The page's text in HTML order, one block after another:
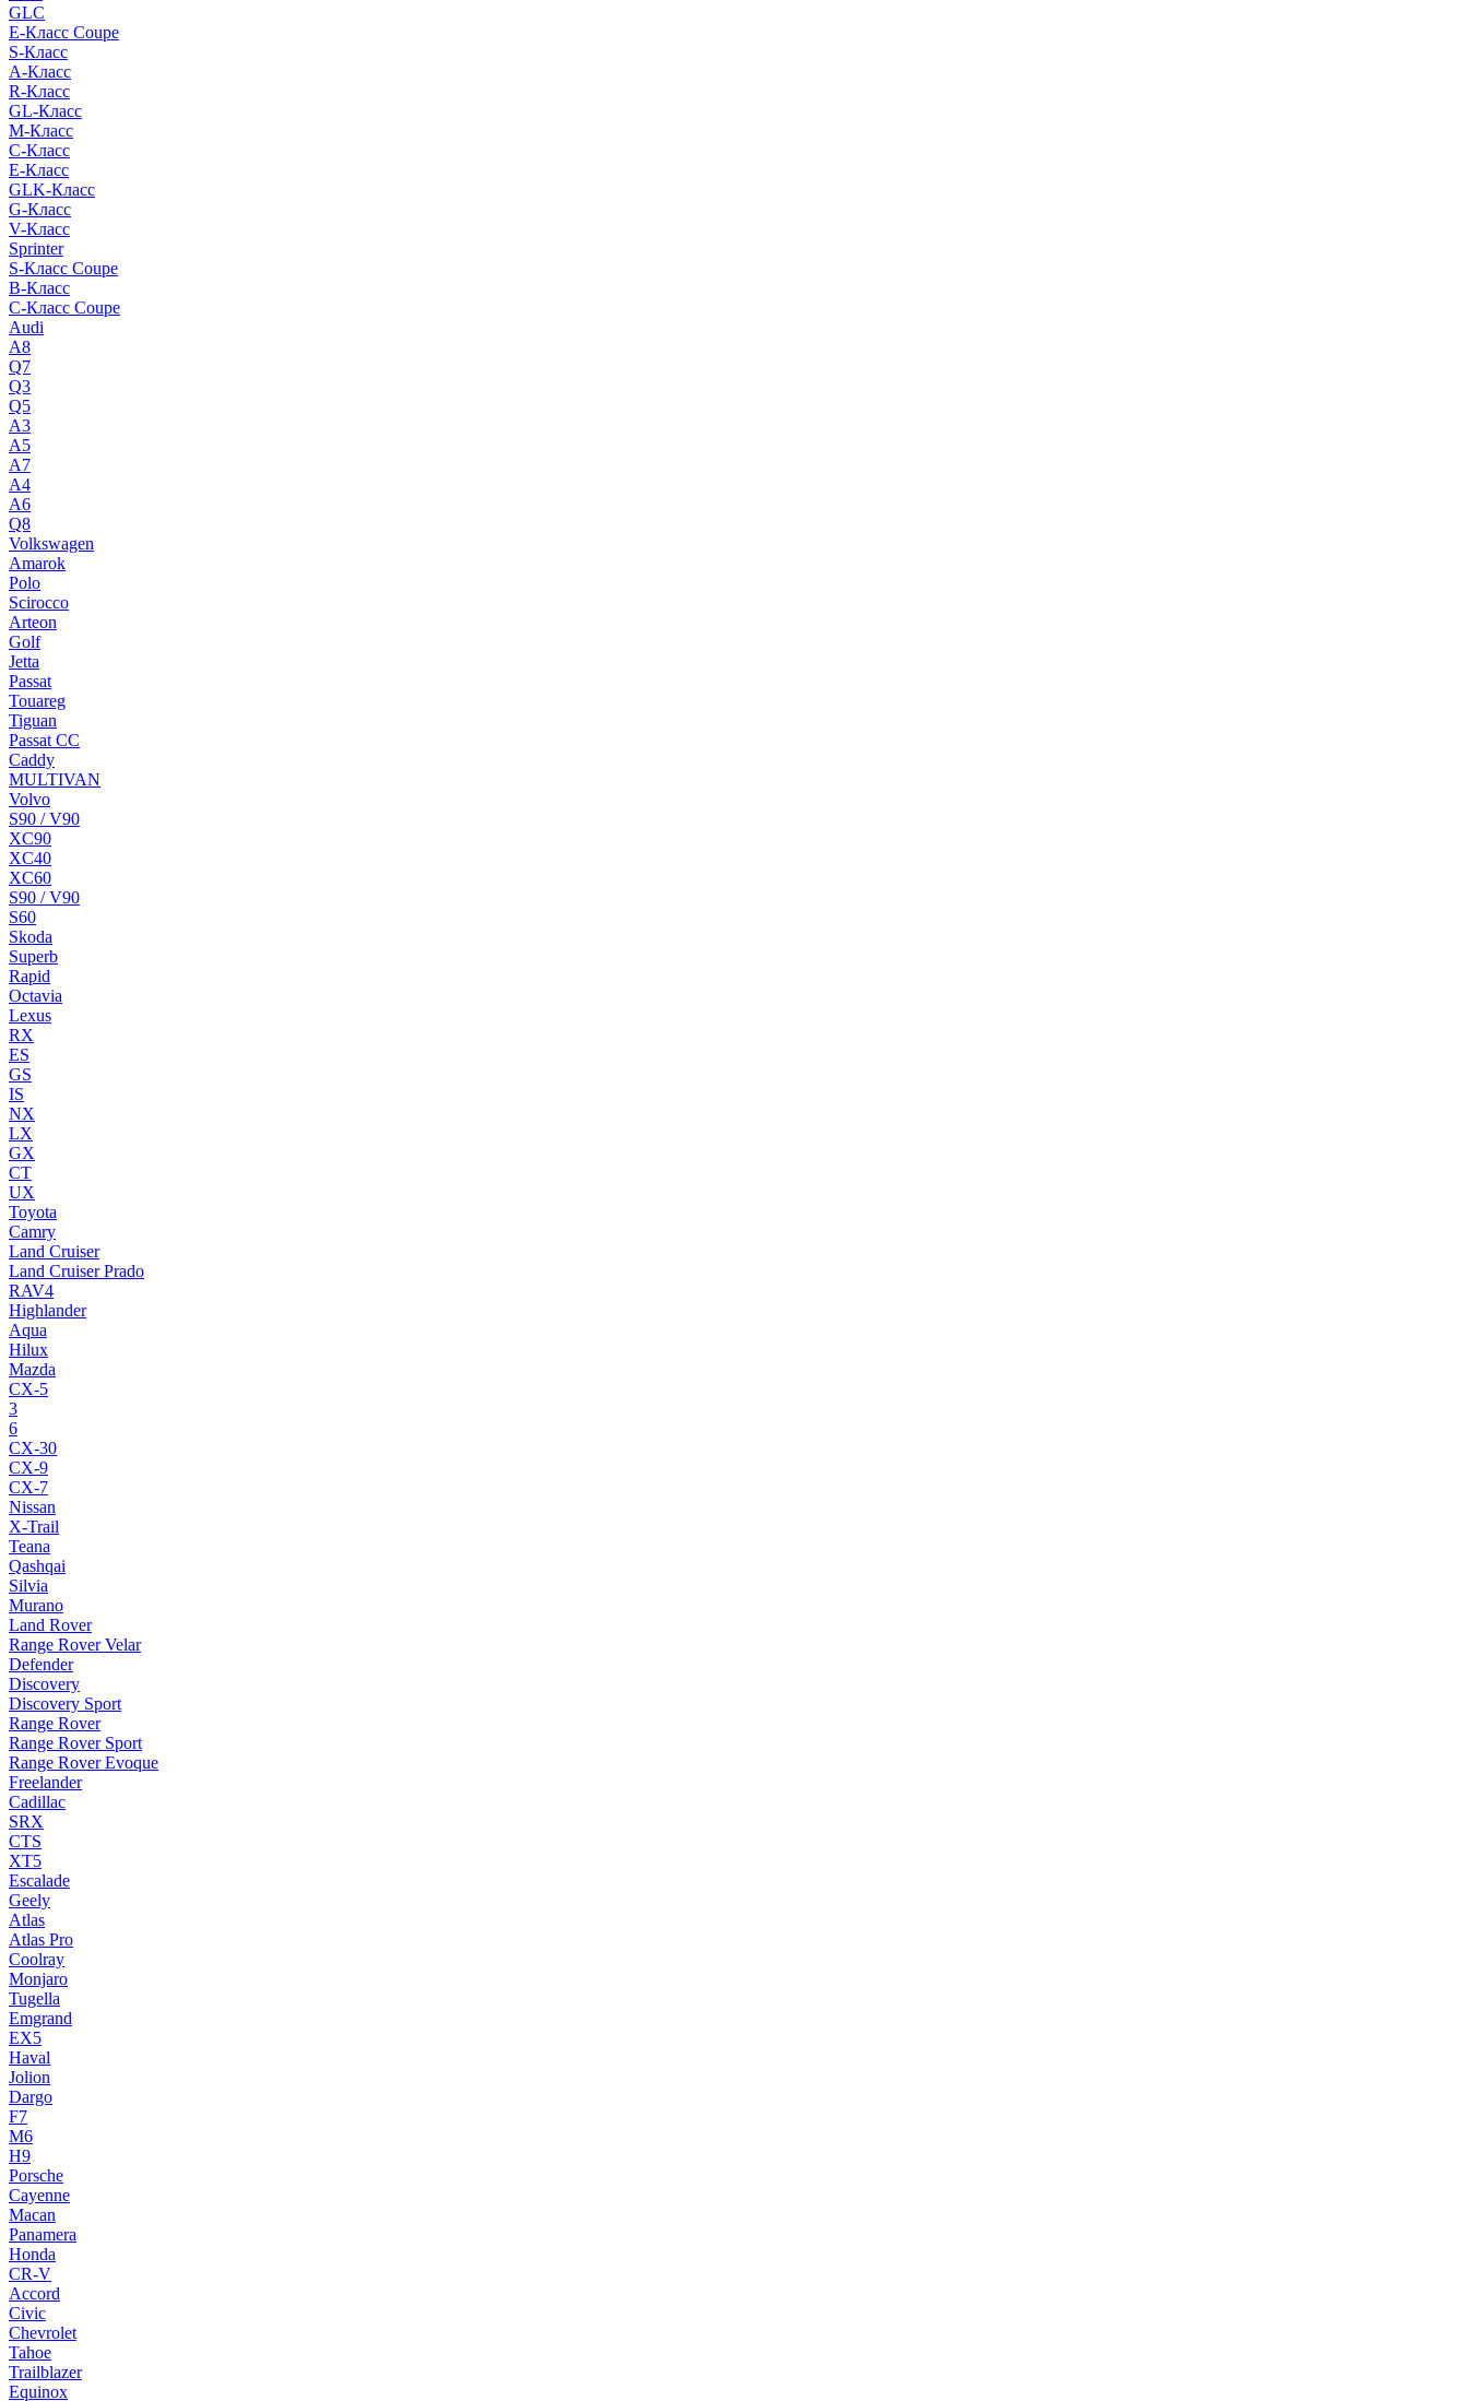
GLC
E-Класс Coupe
S-Класс
A-Класс
R-Класс
GL-Класс
M-Класс
C-Класс
E-Класс
GLK-Класс
G-Класс
V-Класс
Sprinter
S-Класс Сoupe
B-Класс
C-Класс Coupe
Audi
A8
Q7
Q3
Q5
A3
A5
A7
A4
A6
Q8
Volkswagen
Amarok
Polo
Scirocco
Arteon
Golf
Jetta
Passat
Touareg
Tiguan
Passat CC
Caddy
MULTIVAN
Volvo
S90 / V90
XC90
XC40
XC60
S90 / V90
S60
Skoda
Superb
Rapid
Octavia
Lexus
RX
ES
GS
IS
NX
LX
GX
CT
UX
Toyota
Camry
Land Cruiser
Land Cruiser Prado
RAV4
Highlander
Aqua
Hilux
Mazda
CX-5
3
6
CX-30
CX-9
CX-7
Nissan
X-Trail
Teana
Qashqai
Silvia
Murano
Land Rover
Range Rover Velar
Defender
Discovery
Discovery Sport
Range Rover
Range Rover Sport
Range Rover Evoque
Freelander
Cadillac
SRX
CTS
XT5
Escalade
Geely
Atlas
Atlas Pro
Coolray
Monjaro
Tugella
Emgrand
EX5
Haval
Jolion
Dargo
F7
M6
H9
Porsche
Cayenne
Macan
Panamera
Honda
CR-V
Accord
Civic
Chevrolet
Tahoe
Trailblazer
Equinox